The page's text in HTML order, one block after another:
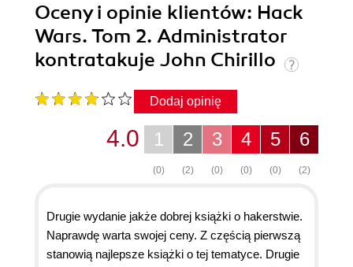
Oceny i opinie klientów: Hack
Wars. Tom 2. Administrator
kontratakuje John Chirillo
Dodaj opinię
6
(2)
5
(0)
4
(0)
3
(0)
2
(2)
1
(0)
4.0
Drugie wydanie jakże dobrej książki o hakerstwie.
Naprawdę warta swojej ceny. Z częścią pierwszą
stanowią najlepsze książki o tej tematyce. Drugie